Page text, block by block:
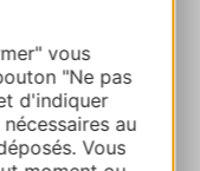
vous
"Ne pas
d'indiquer
au
Vous